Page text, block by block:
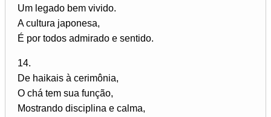
Um legado bem vivido.
A cultura japonesa,
É por todos admirado e sentido.
14.
De haikais à cerimônia,
O chá tem sua função,
Mostrando disciplina e calma,